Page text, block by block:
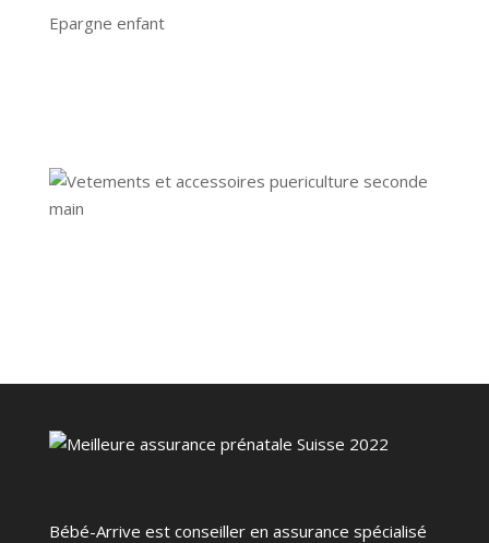
Epargne enfant
Bébé-Arrive est conseiller en assurance spécialisé